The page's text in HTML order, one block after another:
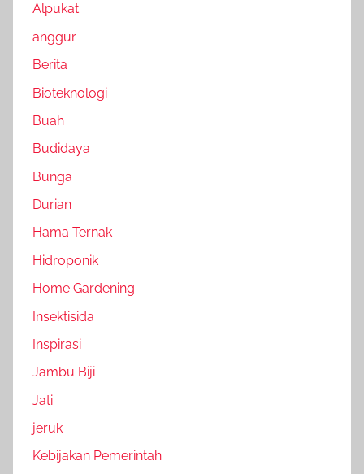
Alpukat
anggur
Berita
Bioteknologi
Buah
Budidaya
Bunga
Durian
Hama Ternak
Hidroponik
Home Gardening
Insektisida
Inspirasi
Jambu Biji
Jati
jeruk
Kebijakan Pemerintah